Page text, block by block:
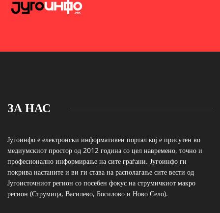
ЗА НАС
Југоинфо е електронски информативен портал кој е присутен во
медиумскиот простор од 2012 година со цел навремено, точно и
професионално информирање на сите граѓани. Југоинфо ги
покрива настаните и ви ги става на располагање сите вести од
Југоисточниот регион со посебен фокус на струмичкиот макро
регион (Струмица, Василево, Босилово и Ново Село).